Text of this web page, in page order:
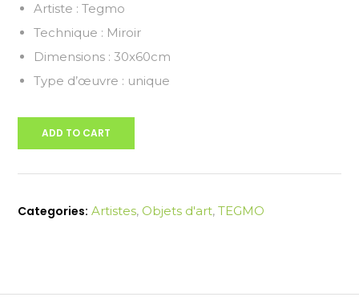
Artiste : Tegmo
Technique : Miroir
Dimensions : 30x60cm
Type d’œuvre : unique
ADD TO CART
Categories: Artistes, Objets d'art,TEGMO